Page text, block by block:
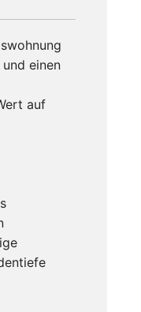
einen
auf